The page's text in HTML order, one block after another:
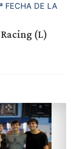
FECHA DE LA
(L)